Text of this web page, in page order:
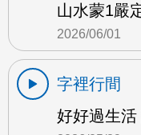
山水蒙1嚴
2026/06/01
字裡行間
好好過生